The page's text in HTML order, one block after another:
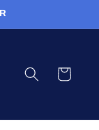
Varukorg